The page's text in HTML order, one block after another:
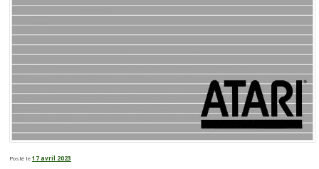
Posté le17 avril 2023